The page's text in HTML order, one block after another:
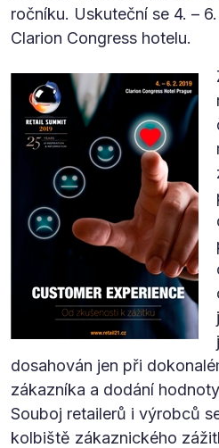
ročníku. Uskuteční se 4. –
Clarion Congress hotelu.
dosahován jen při
zákazníka a dodání
Souboj retailerů i výrobců
kolbiště zákaznického